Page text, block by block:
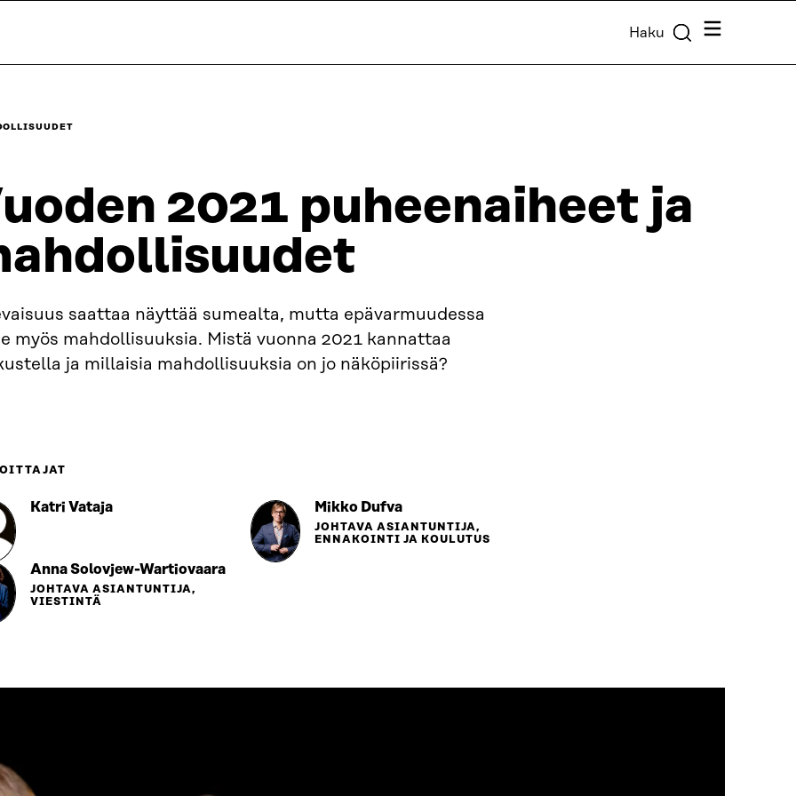
Haku Valikko
2021 puheenaiheet ja
saattaa näyttää sumealta, mutta epävarmuudessa
myös mahdollisuuksia. Mistä vuonna 2021 kannattaa
ja millaisia mahdollisuuksia on jo näköpiirissä?
Katri Vataja Mikko Dufva
JOHTAVA ASIANTUNTIJA,
ENNAKOINTI JA KOULUTUS
Anna Solovjew-Wartiovaara
JOHTAVA ASIANTUNTIJA,
VIESTINTÄ